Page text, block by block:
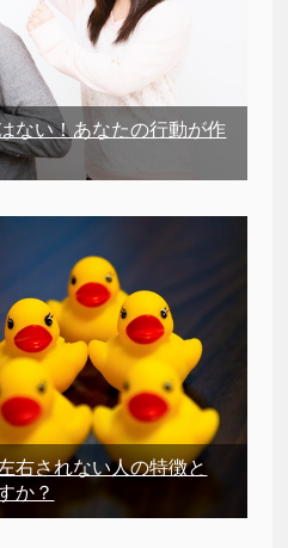
ない！あなたの行動が作
右されない人の特徴と
か？